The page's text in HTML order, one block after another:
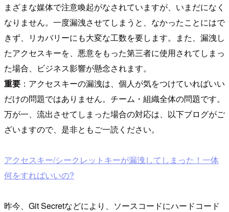
まざまな媒体で注意喚起がなされていますが、いまだになく
なりません。一度漏洩させてしまうと、なかったことにはで
きず、リカバリーにも大変な工数を要します。また、漏洩し
たアクセスキーを、悪意をもった第三者に使用されてしまっ
た場合、ビジネス影響が懸念されます。
重要 ：アクセスキーの漏洩は、個人が気をつけていればいい
だけの問題ではありません。チーム・組織全体の問題です。
万が一、流出させてしまった場合の対応は、以下ブログがご
ざいますので、是非ともご一読ください。
アクセスキー/シークレットキーが漏洩してしまった！一体
何をすればいいの?
昨今、Git Secretなどにより、ソースコードにハードコード